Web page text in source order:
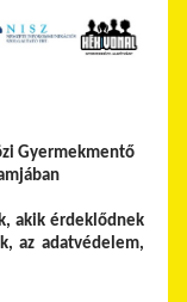
Gyermekmentő
akik érdeklődnek
az adatvédelem,